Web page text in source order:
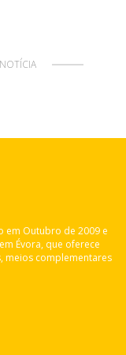
em Outubro de 2009 e
Évora, que oferece
meios complementares